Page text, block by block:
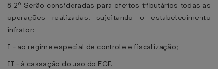
§ 2º Serão consideradas para efeitos tributários todas as
operações realizadas, sujeitando o estabelecimento
infrator:
I - ao regime especial de controle e fiscalização;
II - à cassação do uso do ECF.